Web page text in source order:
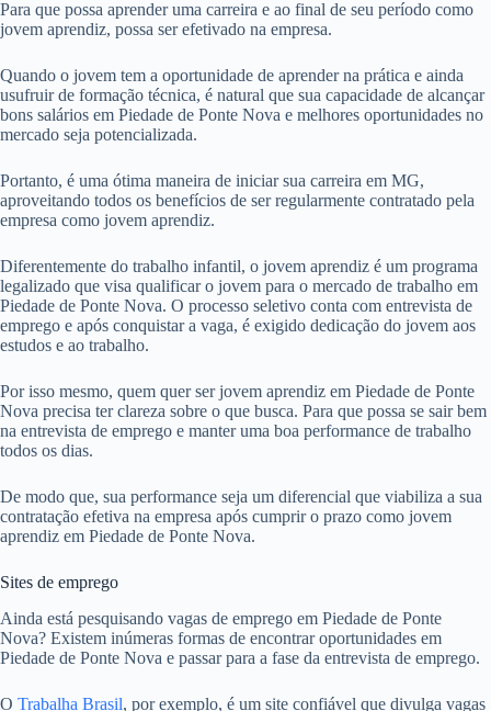
Para que possa aprender uma carreira e ao final de seu período como
jovem aprendiz, possa ser efetivado na empresa.
Quando o jovem tem a oportunidade de aprender na prática e ainda
usufruir de formação técnica, é natural que sua capacidade de alcançar
bons salários em Piedade de Ponte Nova e melhores oportunidades no
mercado seja potencializada.
Portanto, é uma ótima maneira de iniciar sua carreira em MG,
aproveitando todos os benefícios de ser regularmente contratado pela
empresa como jovem aprendiz.
Diferentemente do trabalho infantil, o jovem aprendiz é um programa
legalizado que visa qualificar o jovem para o mercado de trabalho em
Piedade de Ponte Nova. O processo seletivo conta com entrevista de
emprego e após conquistar a vaga, é exigido dedicação do jovem aos
estudos e ao trabalho.
Por isso mesmo, quem quer ser jovem aprendiz em Piedade de Ponte
Nova precisa ter clareza sobre o que busca. Para que possa se sair bem
na entrevista de emprego e manter uma boa performance de trabalho
todos os dias.
De modo que, sua performance seja um diferencial que viabiliza a sua
contratação efetiva na empresa após cumprir o prazo como jovem
aprendiz em Piedade de Ponte Nova.
Sites de emprego
Ainda está pesquisando vagas de emprego em Piedade de Ponte
Nova? Existem inúmeras formas de encontrar oportunidades em
Piedade de Ponte Nova e passar para a fase da entrevista de emprego.
O Trabalha Brasil, por exemplo, é um site confiável que divulga vagas